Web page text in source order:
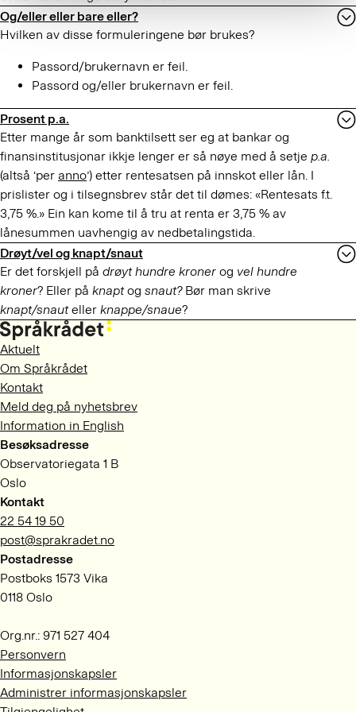
Og/eller eller bare eller?
Hvilken av disse formuleringene bør brukes?
Passord/brukernavn er feil.
Passord og/eller brukernavn er feil.
Prosent p.a.
Etter mange år som banktilsett ser eg at bankar og
finansinstitusjonar ikkje lenger er så nøye med å setje p.a.
(altså ‘per anno’) etter rentesatsen på innskot eller lån. I
prislister og i tilsegnsbrev står det til dømes: «Rentesats f.t.
3,75 %.» Ein kan kome til å tru at renta er 3,75 % av
lånesummen uavhengig av nedbetalingstida.
Drøyt/vel og knapt/snaut
Er det forskjell på drøyt hundre kroner og vel hundre
kroner? Eller på knaptog snaut?Bør man skrive
knapt/snauteller knappe/snaue?
Aktuelt
Om Språkrådet
Kontakt
Meld deg på nyhetsbrev
Information in English
Besøksadresse
Observatoriegata 1 B
Oslo
Kontakt
22 54 19 50
post@sprakradet.no
Postadresse
Postboks 1573 Vika
0118 Oslo
Org.nr.: 971 527 404
Personvern
Informasjonskapsler
Administrer informasjonskapsler